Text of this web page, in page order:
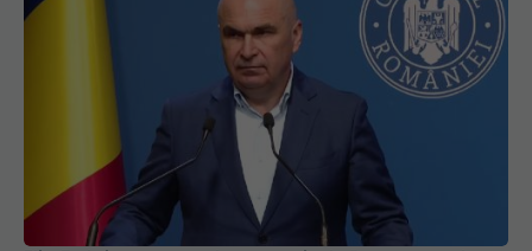
Ilie Bolojan, anunț despre spitale în contextul
crizei energetice